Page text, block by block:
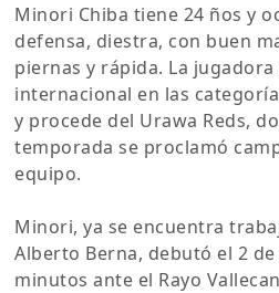
Minori Chiba tiene 24 ños y
defensa, diestra, con buen
piernas y rápida. La
internacional en las
y procede del Urawa Reds,
temporada se proclamó
equipo.
Minori, ya se encuentra
Alberto Berna, debutó el 2
minutos ante el Rayo